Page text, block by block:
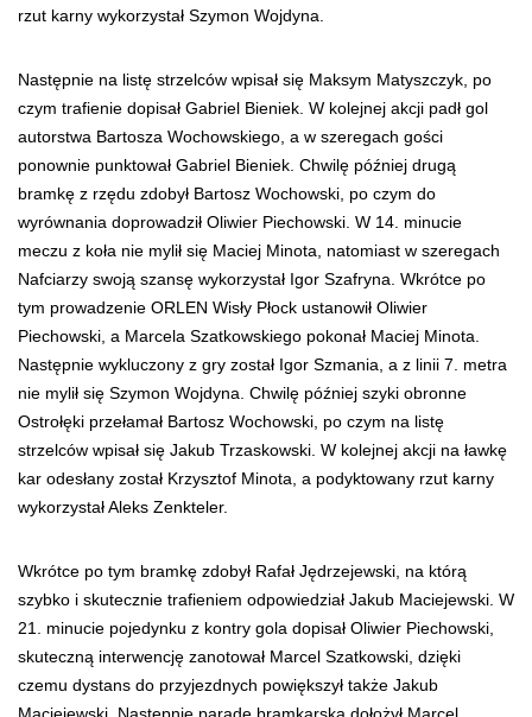
rzut karny wykorzystał Szymon Wojdyna.
Następnie na listę strzelców wpisał się Maksym Matyszczyk, po
czym trafienie dopisał Gabriel Bieniek. W kolejnej akcji padł gol
autorstwa Bartosza Wochowskiego, a w szeregach gości
ponownie punktował Gabriel Bieniek. Chwilę później drugą
bramkę z rzędu zdobył Bartosz Wochowski, po czym do
wyrównania doprowadził Oliwier Piechowski. W 14. minucie
meczu z koła nie mylił się Maciej Minota, natomiast w szeregach
Nafciarzy swoją szansę wykorzystał Igor Szafryna. Wkrótce po
tym prowadzenie ORLEN Wisły Płock ustanowił Oliwier
Piechowski, a Marcela Szatkowskiego pokonał Maciej Minota.
Następnie wykluczony z gry został Igor Szmania, a z linii 7. metra
nie mylił się Szymon Wojdyna. Chwilę później szyki obronne
Ostrołęki przełamał Bartosz Wochowski, po czym na listę
strzelców wpisał się Jakub Trzaskowski. W kolejnej akcji na ławkę
kar odesłany został Krzysztof Minota, a podyktowany rzut karny
wykorzystał Aleks Zenkteler.
Wkrótce po tym bramkę zdobył Rafał Jędrzejewski, na którą
szybko i skutecznie trafieniem odpowiedział Jakub Maciejewski. W
21. minucie pojedynku z kontry gola dopisał Oliwier Piechowski,
skuteczną interwencję zanotował Marcel Szatkowski, dzięki
czemu dystans do przyjezdnych powiększył także Jakub